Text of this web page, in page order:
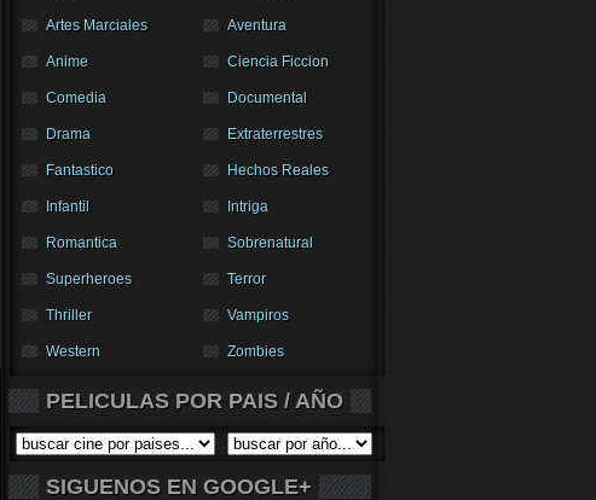
Artes Marciales Aventura
Anime Ciencia Ficcion
Comedia Documental
Drama Extraterrestres
Fantastico Hechos Reales
Infantil Intriga
Romantica Sobrenatural
Superheroes Terror
Thriller Vampiros
Western Zombies
PELICULAS POR PAIS / AÑO
SIGUENOS EN GOOGLE+